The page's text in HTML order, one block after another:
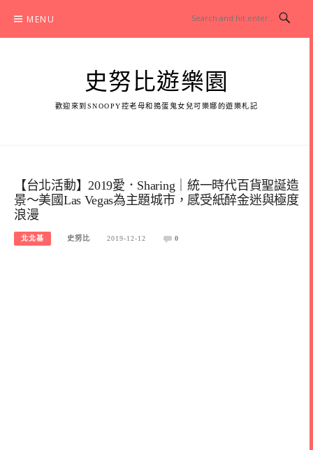
content
MENU
史努比遊樂園
歡迎來到SNOOPY控老母和搗蛋鬼女兒可樂娜的遊樂札記
【台北活動】2019愛．Sharing｜統一時代百貨聖誕造
景～美國Las Vegas為主題城市，感受紙醉金迷與極度
浪漫
北北基 史努比 2019-12-12 0